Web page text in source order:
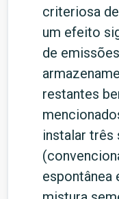
criteriosa
um efeito
de
restantes
instalar três
espontânea